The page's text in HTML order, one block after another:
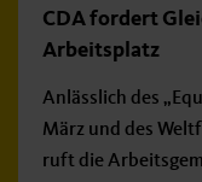
CDA fordert
Arbeitsplatz
Anlässlich des
März und des
ruft die